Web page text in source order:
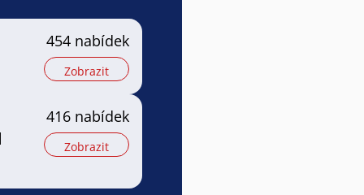
454 nabídek
Zobrazit
416 nabídek
Zobrazit